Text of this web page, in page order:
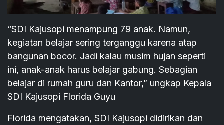
“SDI Kajusopi menampung 79 anak. Namun,
kegiatan belajar sering terganggu karena atap
bangunan bocor. Jadi kalau musim hujan seperti
ini, anak-anak harus belajar gabung. Sebagian
belajar di rumah guru dan Kantor,” ungkap Kepala
SDI Kajusopi Florida Guyu
Florida mengatakan, SDI Kajusopi didirikan dan